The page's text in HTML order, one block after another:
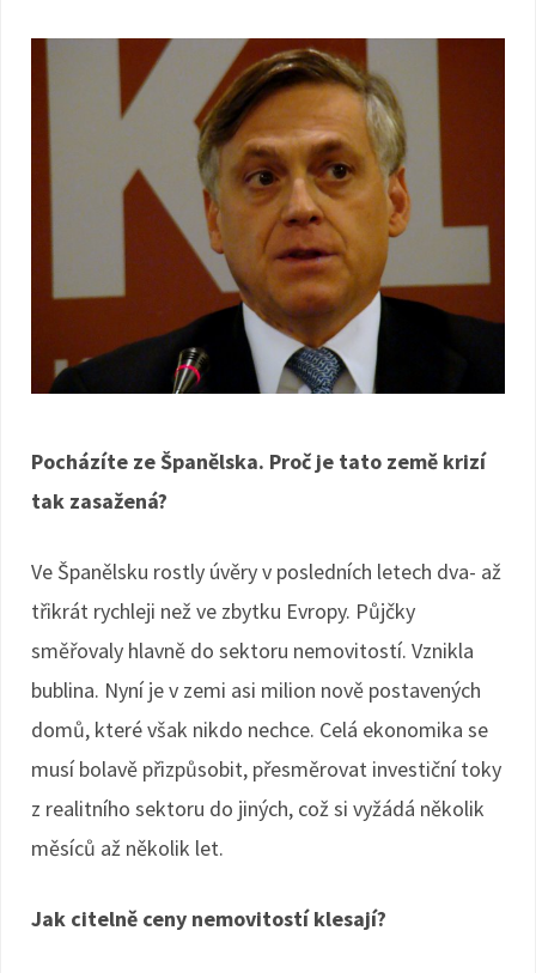
Pocházíte ze Španělska. Proč je tato země krizí
tak zasažená?
Ve Španělsku rostly úvěry v posledních letech dva- až
třikrát rychleji než ve zbytku Evropy. Půjčky
směřovaly hlavně do sektoru nemovitostí. Vznikla
bublina. Nyní je v zemi asi milion nově postavených
domů, které však nikdo nechce. Celá ekonomika se
musí bolavě přizpůsobit, přesměrovat investiční toky
z realitního sektoru do jiných, což si vyžádá několik
měsíců až několik let.
Jak citelně ceny nemovitostí klesají?